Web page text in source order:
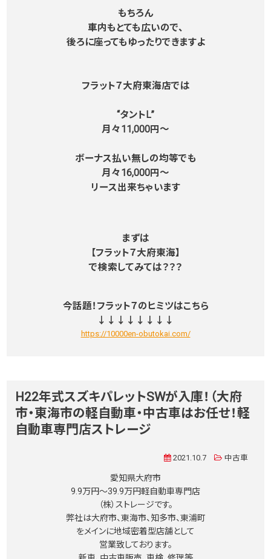
もちろん
車内もとても広いので、
後ろに座ってもゆったりできますよ
フラット７大府東海店では
“タントL”
月々11,000円～
ボーナス払い無しの均等でも
月々16,000円～
リース出来ちゃいます
まずは
【フラット７大府東海】
で検索してみては？？？
今話題！フラット７のヒミツはこちら
↓↓↓↓↓↓↓↓
https://10000en-obutokai.com/
H22年式スズキパレットSWが入庫！（大府
市・東海市の軽自動車・中古車はお任せ！軽
自動車専門店ストレージ
2021.10.7 中古車
愛知県大府市
9.9万円〜39.9万円軽自動車専門店
（株）ストレージです。
弊社は大府市、東海市、知多市、東浦町
をメインに地域密着型店舗として
営業致しております。